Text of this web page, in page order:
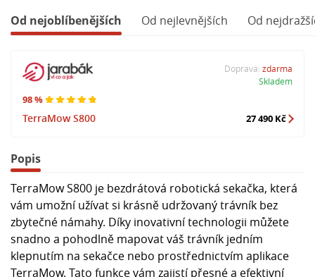
Od nejoblíbenějších Od nejlevnějších Od
98 %
TerraMow S800
Doprava: zdarma
Skladem
27 490 Kč
Popis
TerraMow S800 je bezdrátová robotická sekačka, která
vám umožní užívat si krásně udržovaný trávník bez
zbytečné námahy. Díky inovativní technologii můžete
snadno a pohodlně mapovat váš trávník jedním
klepnutím na sekačce nebo prostřednictvím aplikace
TerraMow. Tato funkce vám zajistí přesné a efektivní